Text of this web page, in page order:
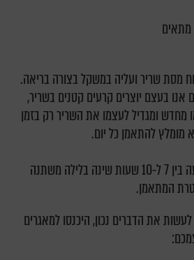
מתאים
מסת שריר ועליה במשקל בצורה בריאה.
בעצם יוצרים קרעים קטנים בשריר,
מחדש ומגדיל לעצמו את השריר רק בזמן
מומלץ להתאמן כל יום.
ההמלצה לרוב תנועה בין 7 ל-10 שעות שינה בלילה משתנה
המתאמן.
את הדברים נכון, היכנסו למאגרים